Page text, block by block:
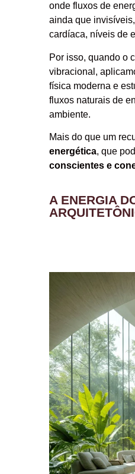
onde fluxos de
ainda que
cardíaca, níveis de
Por isso, quando o
vibracional,
física moderna e
fluxos naturais de
ambiente.
Mais do que um
energética, que
conscientes e
A ENERGIA